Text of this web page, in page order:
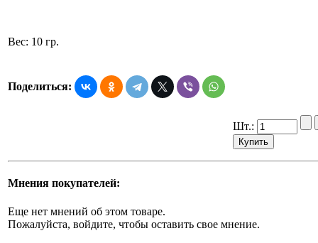
Вес: 10 гр.
Поделиться:
Шт.:
Мнения покупателей:
Еще нет мнений об этом товаре.
Пожалуйста, войдите, чтобы оставить свое мнение.